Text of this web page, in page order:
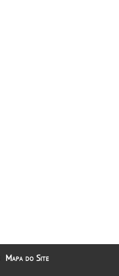
Mapa do Site